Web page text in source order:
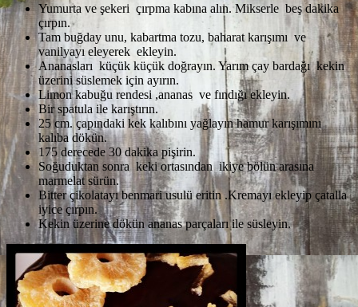
Yumurta ve şekeri çırpma kabına alın. Mikserle beş dakika
çırpın.
Tam buğday unu, kabartma tozu, baharat karışımı ve
vanilyayı eleyerek ekleyin.
Ananasları küçük küçük doğrayın. Yarım çay bardağı kekin
üzerini süslemek için ayırın.
Limon kabuğu rendesi ,ananas ve fındığı ekleyin.
Bir spatula ile karıştırın.
25 cm. çapındaki kek kalıbını yağlayın hamur karışımını
kalıba dökün.
175 derecede 30 dakika pişirin.
Soğuduktan sonra keki ortasından ikiye bölün arasına
marmelat sürün.
Bitter çikolatayı benmari usulü eritin .Kremayı ekleyip çatalla
iyice çırpın.
Kekin üzerine dökün ananas parçaları ile süsleyin.